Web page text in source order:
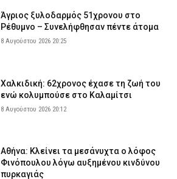
Άγριος ξυλοδαρμός 51χρονου στο
Ρέθυμνο – Συνελήφθησαν πέντε άτομα
8 Αυγούστου 2026 20:25
Χαλκιδική: 62χρονος έχασε τη ζωή του
ενώ κολυμπούσε στο Καλαμίτσι
8 Αυγούστου 2026 20:12
Αθήνα: Κλείνει τα μεσάνυχτα ο λόφος
Φινόπουλου λόγω αυξημένου κινδύνου
πυρκαγιάς